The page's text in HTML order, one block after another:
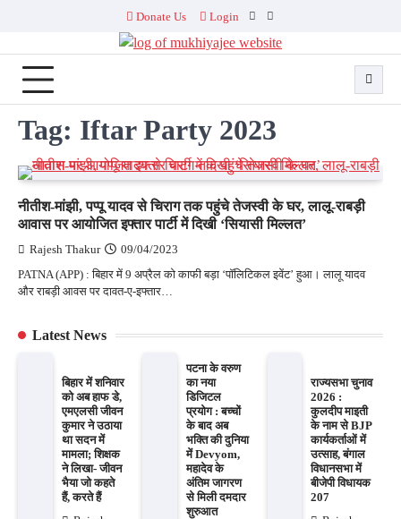
content
Donate Us Login
Facebook
Twitter
Tag: Iftar Party 2023
नीतीश-मांझी, पप्पू यादव से चिराग तक पहुंचे तेजस्वी के घर, लालू-राबड़ी
आवास पर आयोजित इफ्तार पार्टी में दिखी ‘सियासी मिल्लत’
Rajesh Thakur 09/04/2023
PATNA (APP) : बिहार में 9 अप्रैल को काफी बड़ा ‘पॉलिटिकल इवेंट’ हुआ। लालू यादव
और राबड़ी आवस पर दावत-ए-इफ्तार…
Latest News
बिहार में शनिवार
को अब हाफ डे,
एमएलसी जीवन
कुमार ने उठाया
था सदन में
मामला; शिक्षक
ने लिखा- जीवन
भैया जो कहते
हैं, करते हैं
पटना के वरुण
का नया
डिजिटल
प्रयोग : बच्चों
के बाद अब
भक्ति की दुनिया
में Devyom,
महादेव के
अंतिम जागरण
से मिली दमदार
शुरुआत
राज्यसभा चुनाव
2026 :
कुलदीप माइती
के नाम से BJP
कार्यकर्ताओं में
उत्साह, बंगाल
विधानसभा में
बीजेपी विधायक
207